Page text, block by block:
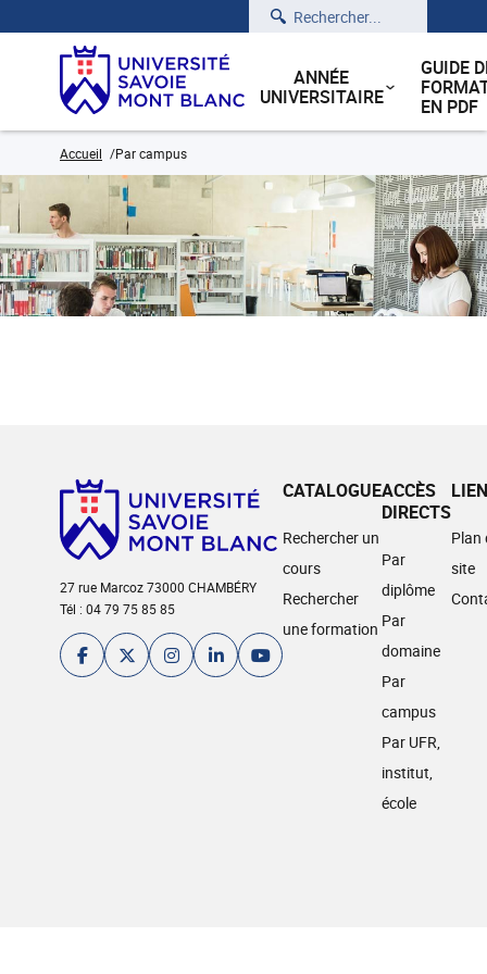
Rechercher
ANNÉE
UNIVERSITAIRE
GUIDE
EN PDF
Accueil Par campus
27 rue Marcoz 73000 CHAMBÉRY
Tél : 04 79 75 85 85
CATALOGUE
Rechercher un
cours
Rechercher
une formation
ACCÈS
DIRECTS
Par
diplôme
Par
domaine
Par
campus
Par UFR,
institut,
école
Plan
site